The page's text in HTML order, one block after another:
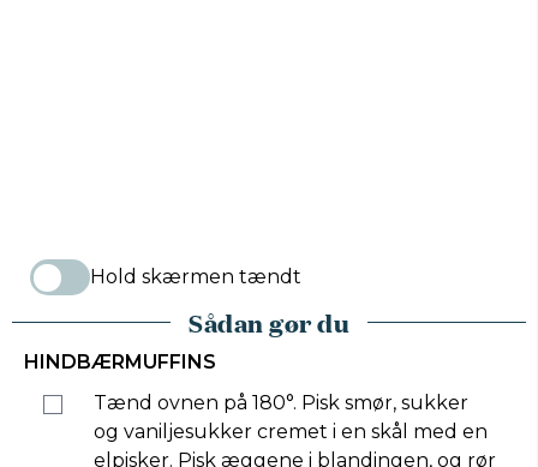
Hold skærmen tændt
Sådan gør du
HINDBÆRMUFFINS
Tænd ovnen på 180°. Pisk smør, sukker
og vaniljesukker cremet i en skål med en
elpisker. Pisk æggene i blandingen, og rør